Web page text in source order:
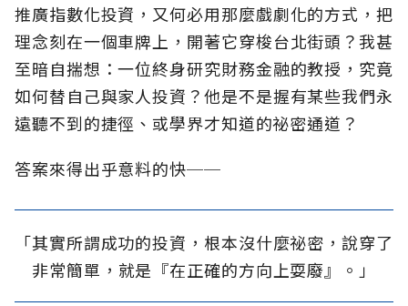
推廣指數化投資，又何必用那麼戲劇化的方式，把
理念刻在一個車牌上，開著它穿梭台北街頭？我甚
至暗自揣想：一位終身研究財務金融的教授，究竟
如何替自己與家人投資？他是不是握有某些我們永
遠聽不到的捷徑、或學界才知道的祕密通道？
答案來得出乎意料的快──
「其實所謂成功的投資，根本沒什麼祕密，說穿了
非常簡單，就是『在正確的方向上耍廢』。」